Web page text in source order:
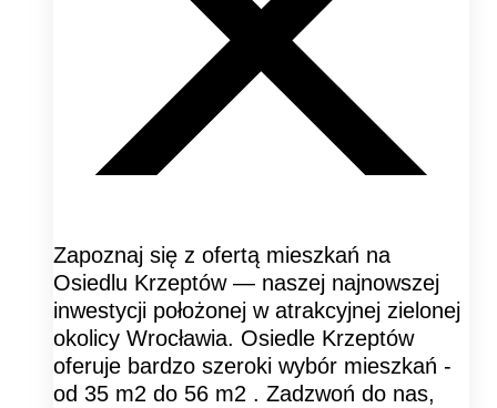
Zapoznaj się z ofertą mieszkań na
Osiedlu Krzeptów — naszej najnowszej
inwestycji położonej w atrakcyjnej zielonej
okolicy Wrocławia. Osiedle Krzeptów
oferuje bardzo szeroki wybór mieszkań -
od 35 m2 do 56 m2 . Zadzwoń do nas,